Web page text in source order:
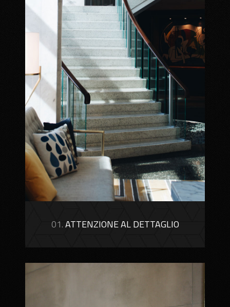
01.ATTENZIONE AL DETTAGLIO